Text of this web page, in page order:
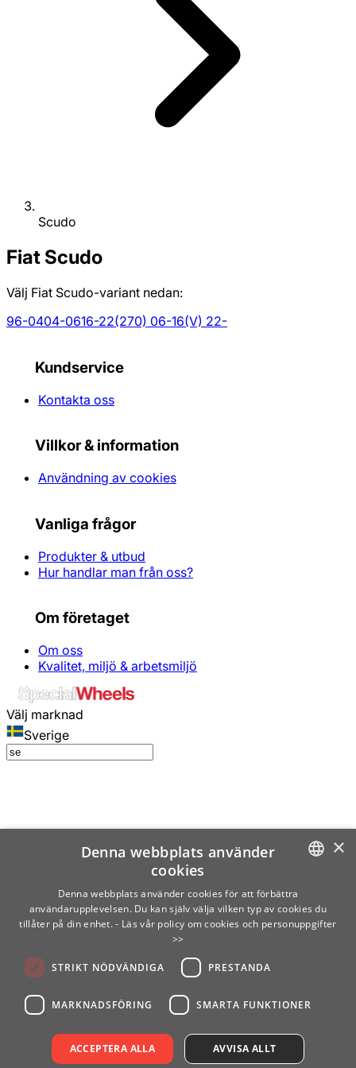
Scudo
Fiat Scudo
Välj Fiat Scudo-variant nedan:
96-0404-0616-22(270) 06-16(V) 22-
Kundservice
Kontakta oss
Villkor & information
Användning av cookies
Vanliga frågor
Produkter & utbud
Hur handlar man från oss?
Om företaget
Om oss
Kvalitet, miljö & arbetsmiljö
Välj marknad
Sverige
SWEDISH
×
Denna webbplats använder
cookies
Denna webbplats använder cookies för att förbättra
användarupplevelsen. Du kan själv välja vilken typ av cookies du
tillåter på din enhet. - Läs vår policy om cookies och personuppgifter
>>
STRIKT NÖDVÄNDIGA PRESTANDA
MARKNADSFÖRING SMARTA FUNKTIONER
ACCEPTERA ALLA AVVISA ALLT